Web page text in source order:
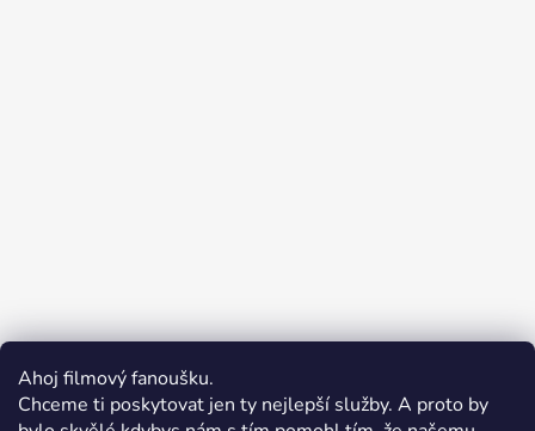
Ahoj filmový fanoušku.
Chceme ti poskytovat jen ty nejlepší služby. A proto by